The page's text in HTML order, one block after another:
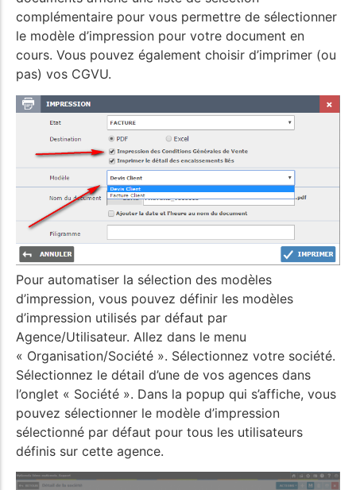
complémentaire pour vous permettre de sélectionner
le modèle d’impression pour votre document en
cours. Vous pouvez également choisir d’imprimer (ou
pas) vos CGVU.
Pour automatiser la sélection des modèles
d’impression, vous pouvez définir les modèles
d’impression utilisés par défaut par
Agence/Utilisateur. Allez dans le menu
« Organisation/Société ». Sélectionnez votre société.
Sélectionnez le détail d’une de vos agences dans
l’onglet « Société ». Dans la popup qui s’affiche, vous
pouvez sélectionner le modèle d’impression
sélectionné par défaut pour tous les utilisateurs
définis sur cette agence.